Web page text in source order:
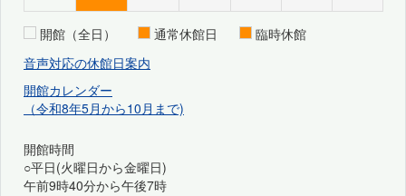
開館（全日） 通常休館日
臨時休館
音声対応の休館日案内
開館カレンダー
（令和8年5月から10月まで)
開館時間
○平日(火曜日から金曜日)
午前9時40分から午後7時